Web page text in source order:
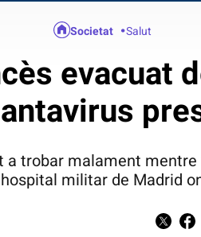
Societat Salut
evacuat
a trobar malament
militar de Madrid